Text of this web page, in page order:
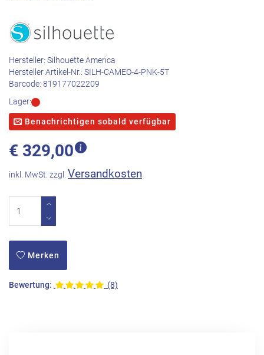
Hersteller: Silhouette America
Hersteller Artikel-Nr.: SILH-CAMEO-4-PNK-5T
Barcode: 819177022209
Lager:
Benachrichtigen sobald verfügbar
€ 329,00
inkl. MwSt. zzgl. Versandkosten
Merken
Bewertung: (8)